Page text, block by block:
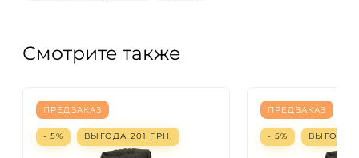
Смотрите также
ПРЕДЗАКАЗ
- 5% ВЫГОДА 201 ГРН.
ПРЕДЗАКАЗ
- 5% ВЫГОДА